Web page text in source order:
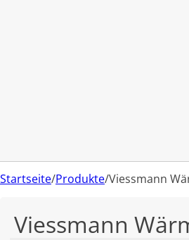
Startseite/Produkte/Viessmann
Viessmann